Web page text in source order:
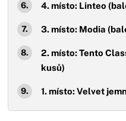
4. místo: Linteo
3. místo: Modia
2. místo: Tento
kusů)
1. místo: Velvet